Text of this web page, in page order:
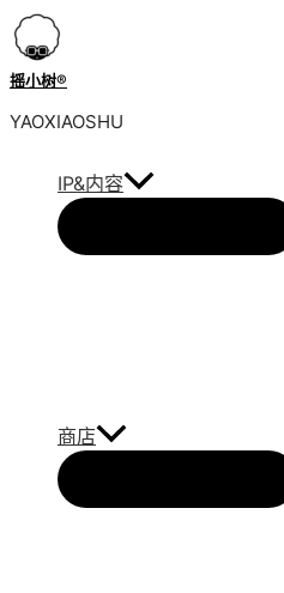
跳
到
内
摇小树®️
YAOXIAOSHU
IP&内容
商店